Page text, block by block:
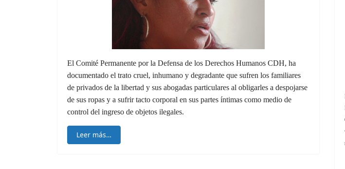
El Comité Permanente por la Defensa de los Derechos Humanos CDH, ha
documentado el trato cruel, inhumano y degradante que sufren los familiares
de privados de la libertad y sus abogadas particulares al obligarles a despojarse
de sus ropas y a sufrir tacto corporal en sus partes íntimas como medio de
control del ingreso de objetos ilegales.
Leer más…